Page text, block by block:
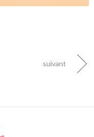
suivant